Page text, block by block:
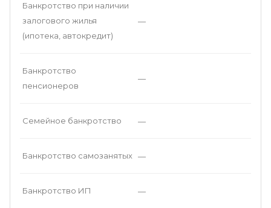
Банкротство при наличии
залогового жилья
(ипотека, автокредит)
—
Банкротство
пенсионеров
—
Семейное банкротство —
Банкротство самозанятых —
Банкротство ИП —